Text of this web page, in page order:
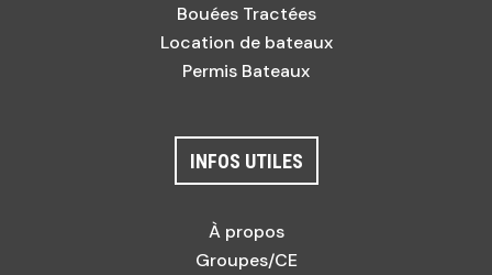
Bouées Tractées
Location de bateaux
Permis Bateaux
INFOS UTILES
À propos
Groupes/CE